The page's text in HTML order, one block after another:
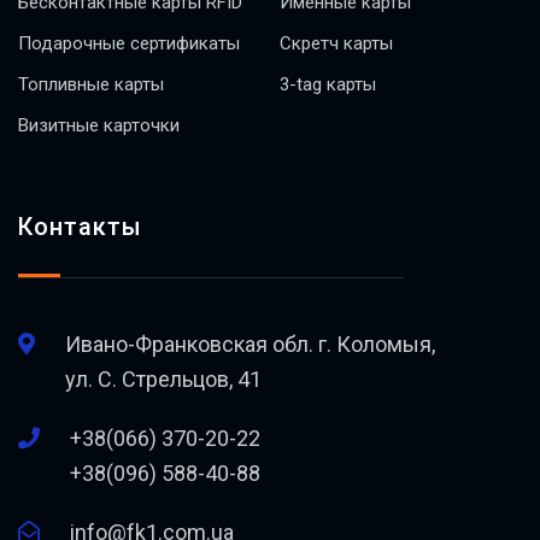
Подарочные сертификаты
Топливные карты
Визитные карточки
Скретч карты
3-tag карты
Контакты
Ивано-Франковская обл. г. Коломыя,
ул. С. Стрельцов, 41
+38(066) 370-20-22
+38(096) 588-40-88
info@fk1.com.ua